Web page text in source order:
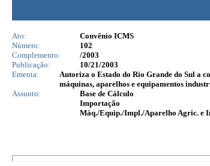
Ato:
Convênio ICMS
Número:
102
Complemento:
/2003
Publicação:
10/21/2003
Ementa:
Autoriza o Estado do Rio Grande do Sul a
máquinas, aparelhos e equipamentos
Assunto:
Base de Cálculo
Importação
Máq./Equip./Impl./Aparelho Agric. e